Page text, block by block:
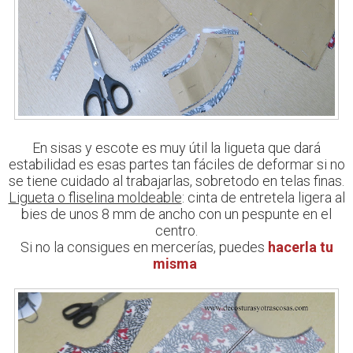
En sisas y escote es muy útil la ligueta que dará
estabilidad es esas partes tan fáciles de deformar si no
se tiene cuidado al trabajarlas, sobretodo en telas finas.
Ligueta o fliselina moldeable: cinta de entretela ligera al
bies de unos 8 mm de ancho con un pespunte en el
centro.
Si no la consigues en mercerías, puedes hacerla tu
misma